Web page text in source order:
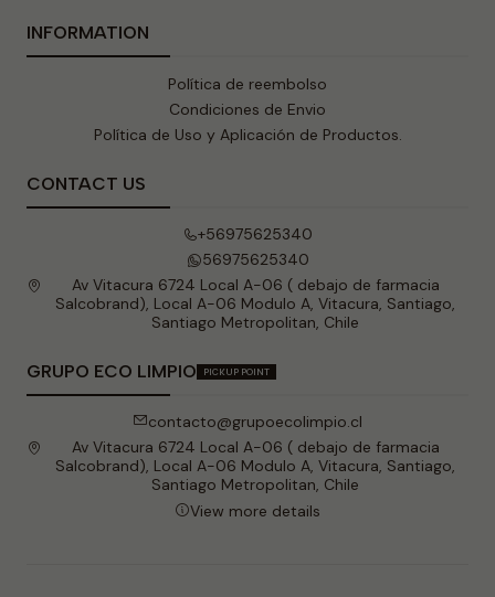
INFORMATION
Política de reembolso
Condiciones de Envio
Política de Uso y Aplicación de Productos.
CONTACT US
+56975625340
56975625340
Av Vitacura 6724 Local A-06 ( debajo de farmacia
Salcobrand), Local A-06 Modulo A, Vitacura, Santiago,
Santiago Metropolitan, Chile
GRUPO ECO LIMPIO PICKUP POINT
contacto@grupoecolimpio.cl
Av Vitacura 6724 Local A-06 ( debajo de farmacia
Salcobrand), Local A-06 Modulo A, Vitacura, Santiago,
Santiago Metropolitan, Chile
View more details